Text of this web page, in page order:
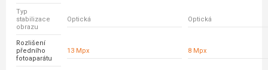
Typ
stabilizace
obrazu
Optická Optická
Rozlišení
předního
fotoaparátu
13 Mpx 8 Mpx